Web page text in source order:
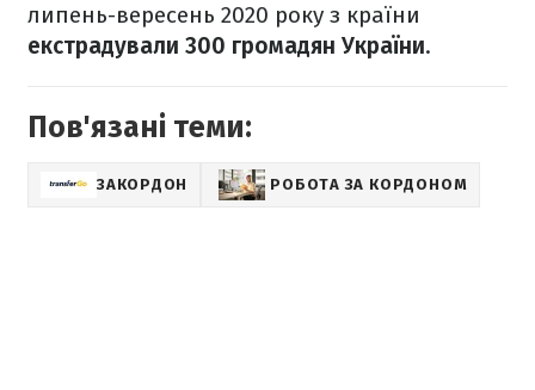
липень-вересень 2020 року з країни
екстрадували 300 громадян України.
Пов'язані теми:
ЗАКОРДОН РОБОТА ЗА КОРДОНОМ